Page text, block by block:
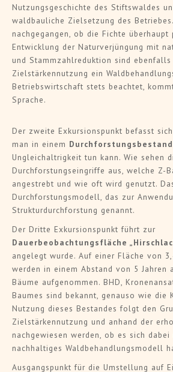
Nutzungsgeschichte des Stiftswaldes
waldbauliche Zielsetzung des
nachgegangen, ob die Fichte
Entwicklung der Naturverjüngung mit
und Stammzahlreduktion sind ebenfalls
Zielstärkennutzung ein
Betriebswirtschaft stets beachtet,
Sprache.
Der zweite Exkursionspunkt befasst
man in einem
Ungleichaltrigkeit tun kann. Wie sehen
Durchforstungseingriffe aus, welche Z-
angestrebt und wie oft wird genutzt.
Durchforstungsmodell, das zur
Strukturdurchforstung genannt.
Der Dritte Exkursionspunkt führt zur
Dauerbeobachtungsfläche
angelegt wurde. Auf einer Fläche von
werden in einem Abstand von 5 Jahren
Bäume aufgenommen. BHD,
Baumes sind bekannt, genauso wie die
Nutzung dieses Bestandes folgt den
Zielstärkennutzung und anhand der
nachgewiesen werden, ob es sich dabei
nachhaltiges Waldbehandlungsmodell
Ausgangspunkt für die Umstellung auf